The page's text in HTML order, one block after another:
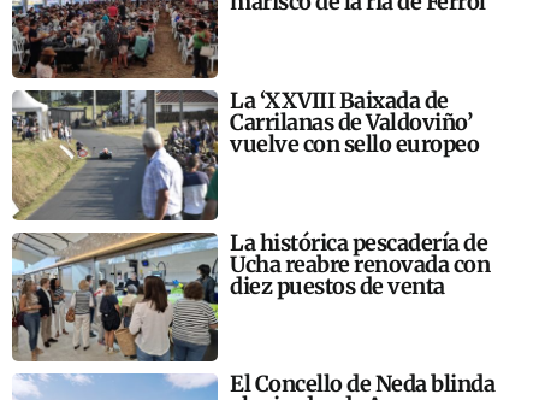
La ‘XXVIII Baixada de
Carrilanas de Valdoviño’
vuelve con sello europeo
La histórica pescadería de
Ucha reabre renovada con
diez puestos de venta
El Concello de Neda blinda